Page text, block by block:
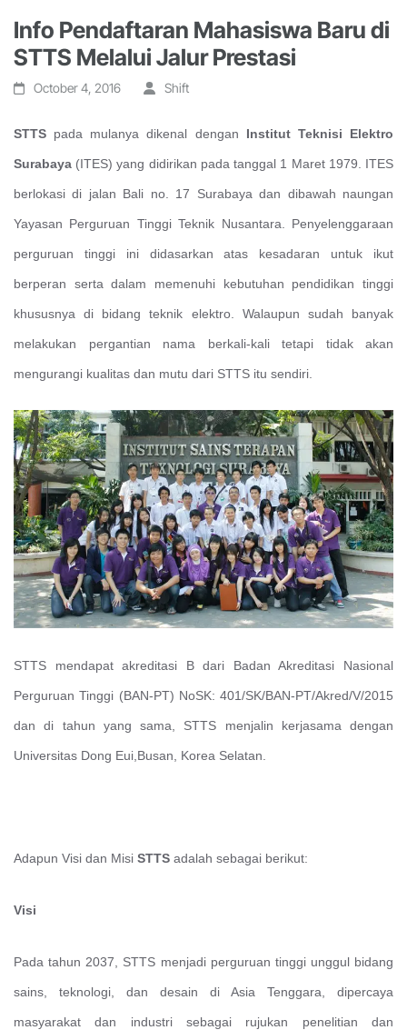
Info Pendaftaran Mahasiswa Baru di
STTS Melalui Jalur Prestasi
October 4, 2016 Shift
STTS pada mulanya dikenal dengan Institut Teknisi Elektro
Surabaya (ITES) yang didirikan pada tanggal 1 Maret 1979. ITES
berlokasi di jalan Bali no. 17 Surabaya dan dibawah naungan
Yayasan Perguruan Tinggi Teknik Nusantara. Penyelenggaraan
perguruan tinggi ini didasarkan atas kesadaran untuk ikut
berperan serta dalam memenuhi kebutuhan pendidikan tinggi
khususnya di bidang teknik elektro. Walaupun sudah banyak
melakukan pergantian nama berkali-kali tetapi tidak akan
mengurangi kualitas dan mutu dari STTS itu sendiri.
STTS mendapat akreditasi B dari Badan Akreditasi Nasional
Perguruan Tinggi (BAN-PT) NoSK: 401/SK/BAN-PT/Akred/V/2015
dan di tahun yang sama, STTS menjalin kerjasama dengan
Universitas Dong Eui,Busan, Korea Selatan.
Adapun Visi dan Misi STTS adalah sebagai berikut:
Visi
Pada tahun 2037, STTS menjadi perguruan tinggi unggul bidang
sains, teknologi, dan desain di Asia Tenggara, dipercaya
masyarakat dan industri sebagai rujukan penelitian dan